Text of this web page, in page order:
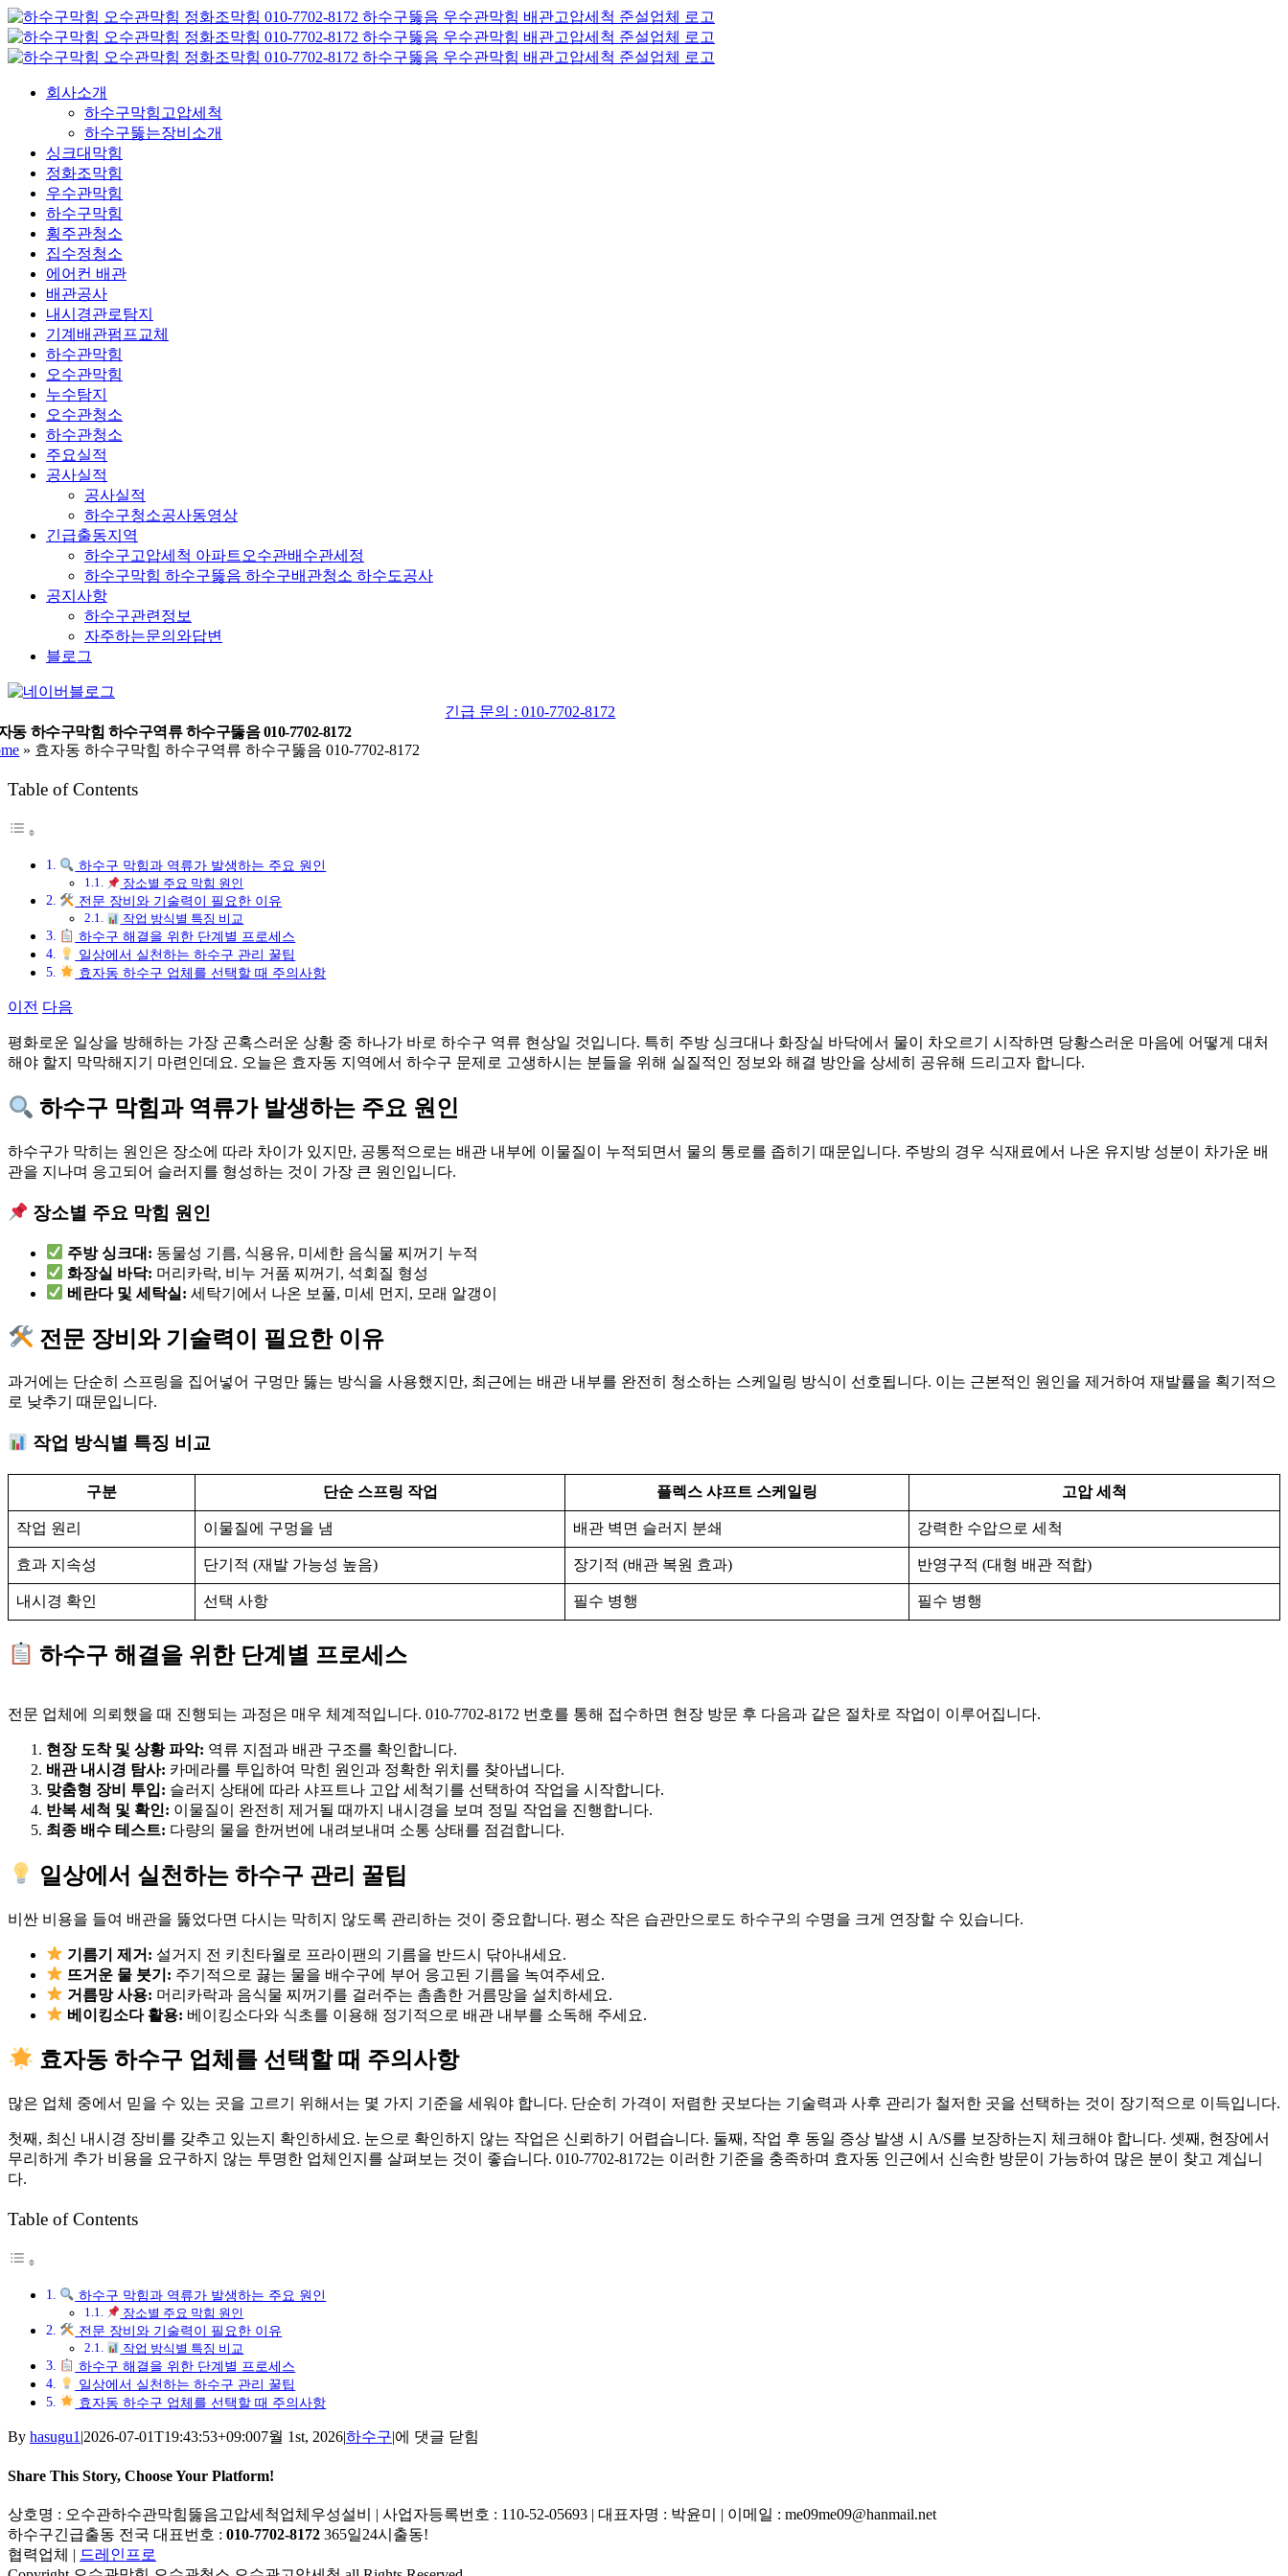
콘
텐
츠
회사소개
하수구막힘고압세척
하수구뚫는장비소개
싱크대막힘
정화조막힘
우수관막힘
하수구막힘
횡주관청소
집수정청소
에어컨 배관
배관공사
내시경관로탐지
기계배관펌프교체
하수관막힘
오수관막힘
누수탐지
오수관청소
하수관청소
주요실적
공사실적
공사실적
하수구청소공사동영상
긴급출동지역
하수구고압세척 아파트오수관배수관세정
하수구막힘 하수구뚫음 하수구배관청소 하수도공사
공지사항
하수구관련정보
자주하는문의와답변
블로그
네
버
블
그
긴급 문의 : 010-7702-8172
동 하수구막힘 하수구역류 하수구뚫음 010-7702-8172
» 효자동 하수구막힘 하수구역류 하수구뚫음 010-7702-8172
Table of Contents
하수구 막힘과 역류가 발생하는 주요 원인
장소별 주요 막힘 원인
전문 장비와 기술력이 필요한 이유
작업 방식별 특징 비교
하수구 해결을 위한 단계별 프로세스
일상에서 실천하는 하수구 관리 꿀팁
효자동 하수구 업체를 선택할 때 주의사항
이전 다음
평화로운 일상을 방해하는 가장 곤혹스러운 상황 중 하나가 바로 하수구 역류 현상일 것입니다. 특히 주방 싱크대나 화장실 바닥에서 물이 차오르기 시작하면 당황스러운 마음에 어떻게 대처
해야 할지 막막해지기 마련인데요. 오늘은 효자동 지역에서 하수구 문제로 고생하시는 분들을 위해 실질적인 정보와 해결 방안을 상세히 공유해 드리고자 합니다.
하수구 막힘과 역류가 발생하는 주요 원인
하수구가 막히는 원인은 장소에 따라 차이가 있지만, 공통적으로는 배관 내부에 이물질이 누적되면서 물의 통로를 좁히기 때문입니다. 주방의 경우 식재료에서 나온 유지방 성분이 차가운 배
관을 지나며 응고되어 슬러지를 형성하는 것이 가장 큰 원인입니다.
장소별 주요 막힘 원인
주방 싱크대: 동물성 기름, 식용유, 미세한 음식물 찌꺼기 누적
화장실 바닥: 머리카락, 비누 거품 찌꺼기, 석회질 형성
베란다 및 세탁실: 세탁기에서 나온 보풀, 미세 먼지, 모래 알갱이
전문 장비와 기술력이 필요한 이유
과거에는 단순히 스프링을 집어넣어 구멍만 뚫는 방식을 사용했지만, 최근에는 배관 내부를 완전히 청소하는 스케일링 방식이 선호됩니다. 이는 근본적인 원인을 제거하여 재발률을 획기적으
로 낮추기 때문입니다.
작업 방식별 특징 비교
구분 단순 스프링 작업 플렉스 샤프트 스케일링 고압 세척
작업 원리 이물질에 구멍을 냄 배관 벽면 슬러지 분쇄 강력한 수압으로 세척
효과 지속성 단기적 (재발 가능성 높음) 장기적 (배관 복원 효과) 반영구적 (대형 배관 적합)
내시경 확인 선택 사항 필수 병행 필수 병행
하수구 해결을 위한 단계별 프로세스
전문 업체에 의뢰했을 때 진행되는 과정은 매우 체계적입니다. 010-7702-8172 번호를 통해 접수하면 현장 방문 후 다음과 같은 절차로 작업이 이루어집니다.
현장 도착 및 상황 파악: 역류 지점과 배관 구조를 확인합니다.
배관 내시경 탐사: 카메라를 투입하여 막힌 원인과 정확한 위치를 찾아냅니다.
맞춤형 장비 투입: 슬러지 상태에 따라 샤프트나 고압 세척기를 선택하여 작업을 시작합니다.
반복 세척 및 확인: 이물질이 완전히 제거될 때까지 내시경을 보며 정밀 작업을 진행합니다.
최종 배수 테스트: 다량의 물을 한꺼번에 내려보내며 소통 상태를 점검합니다.
일상에서 실천하는 하수구 관리 꿀팁
비싼 비용을 들여 배관을 뚫었다면 다시는 막히지 않도록 관리하는 것이 중요합니다. 평소 작은 습관만으로도 하수구의 수명을 크게 연장할 수 있습니다.
기름기 제거: 설거지 전 키친타월로 프라이팬의 기름을 반드시 닦아내세요.
뜨거운 물 붓기: 주기적으로 끓는 물을 배수구에 부어 응고된 기름을 녹여주세요.
거름망 사용: 머리카락과 음식물 찌꺼기를 걸러주는 촘촘한 거름망을 설치하세요.
베이킹소다 활용: 베이킹소다와 식초를 이용해 정기적으로 배관 내부를 소독해 주세요.
효자동 하수구 업체를 선택할 때 주의사항
많은 업체 중에서 믿을 수 있는 곳을 고르기 위해서는 몇 가지 기준을 세워야 합니다. 단순히 가격이 저렴한 곳보다는 기술력과 사후 관리가 철저한 곳을 선택하는 것이 장기적으로 이득입니다.
첫째, 최신 내시경 장비를 갖추고 있는지 확인하세요. 눈으로 확인하지 않는 작업은 신뢰하기 어렵습니다. 둘째, 작업 후 동일 증상 발생 시 A/S를 보장하는지 체크해야 합니다. 셋째, 현장에서
무리하게 추가 비용을 요구하지 않는 투명한 업체인지를 살펴보는 것이 좋습니다. 010-7702-8172는 이러한 기준을 충족하며 효자동 인근에서 신속한 방문이 가능하여 많은 분이 찾고 계십니
다.
Table of Contents
하수구 막힘과 역류가 발생하는 주요 원인
장소별 주요 막힘 원인
전문 장비와 기술력이 필요한 이유
작업 방식별 특징 비교
하수구 해결을 위한 단계별 프로세스
일상에서 실천하는 하수구 관리 꿀팁
효자동 하수구 업체를 선택할 때 주의사항
By hasugu1 |2026-07-01T19:43:53+09:007월 1st, 2026|하수구|효
수
구
에 댓글 닫힘
Share This Story, Choose Your Platform!
Facebook
X
Reddit
LinkedIn
Tumblr
Pinterest
Vk
이
메
일
상호명 : 오수관하수관막힘뚫음고압세척업체우성설비 | 사업자등록번호 : 110-52-05693 | 대표자명 : 박윤미 | 이메일 : me09me09@hanmail.net
하수구긴급출동 전국 대표번호 : 010-7702-8172 365일24시출동!
협력업체 | 드레인프로